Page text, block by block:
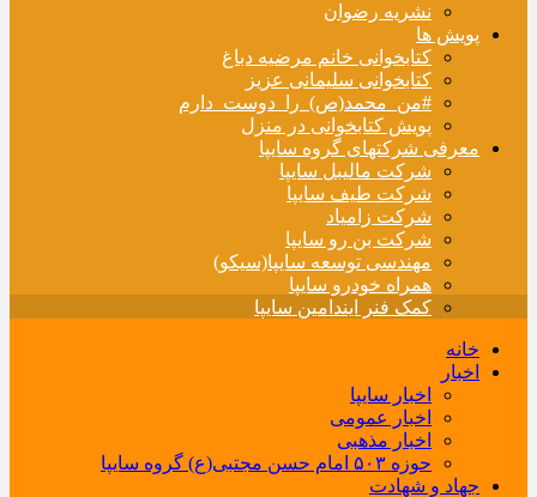
نشریه رضوان
پویش ها
کتابخوانی خانم مرضیه دباغ
کتابخوانی سلیمانی عزیز
#من_محمد(ص)_را_دوست_دارم
پویش کتابخوانی در منزل
معرفی شرکتهای گروه سایپا
شرکت مالیبل سایپا
شرکت طیف سایپا
شرکت زامیاد
شرکت بن رو سایپا
مهندسی توسعه سایپا(سیکو)
همراه خودرو سایپا
کمک فنر ایندامین سایپا
خانه
اخبار
اخبار سایپا
اخبار عمومی
اخبار مذهبی
حوزه ۵۰۳ امام حسن مجتبی(ع) گروه سایپا
جهاد و شهادت